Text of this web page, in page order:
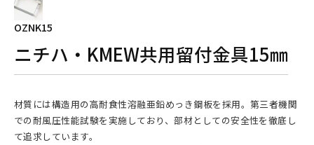
OZNK15
ニチハ・KMEW共用留付金具15㎜
材質には構造用の高耐食性溶融亜鉛めっき鋼板を採用。第三者機関
での耐風圧性能試験を実施しており、部材としての安全性を徹底し
て追求しています。